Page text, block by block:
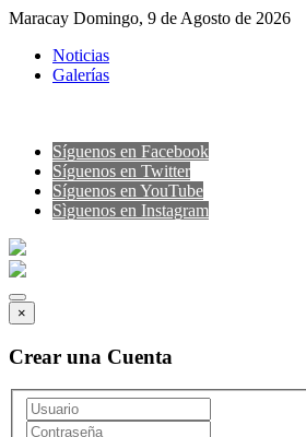
Maracay Domingo, 9 de Agosto de 2026
Noticias
Galerías
Síguenos en Facebook
Síguenos en Twitter
Síguenos en YouTube
Sìguenos en Instagram
×
Crear una Cuenta